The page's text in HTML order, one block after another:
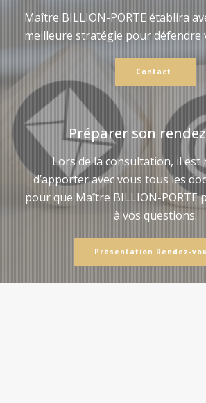
Maître BILLION-PORTE établira
meilleure stratégie pour défendre
Contact
Préparer son
Lors de la consultation, il est
d’apporter avec vous tous les
pour que Maître BILLION-PORTE
à vos questions.
Présentation Rendez-